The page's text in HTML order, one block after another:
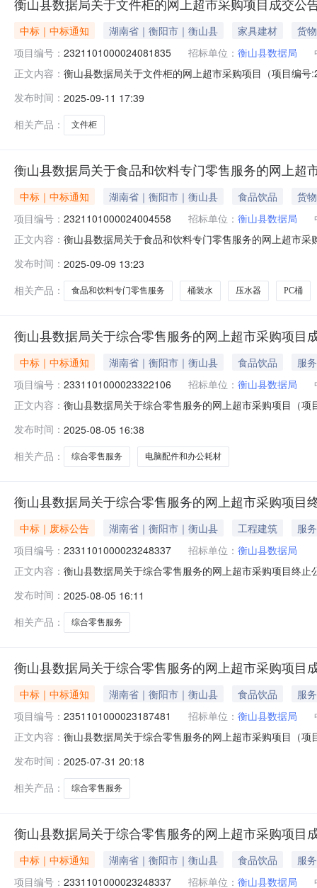
中标｜中标通知 湖南省｜衡阳市｜衡山县 家具建材
货物
项目编号： 2321101000024081835 招标单位： 衡山县数据局
正文内容： 衡山县数据局关于文件柜的网上超市采购项目（项目编
衡阳市衡山县报价起止时间:-二、采购单位信息采购单位
发布时间： 2025-09-11 17:39
相关产品：
文件柜
衡山县数据局关于食品和饮料专门零售服务的网上超
中标｜中标通知 湖南省｜衡阳市｜衡山县 食品饮品
货物
项目编号： 2321101000024004558 招标单位： 衡山县数据局
正文内容： 衡山县数据局关于食品和饮料专门零售服务的网上超市
码:430423项目所在行政区划名称:湖南省衡阳市衡山县
发布时间： 2025-09-09 13:23
相关产品：
食品和饮料专门零售服务 桶装水 压水器 PC桶
衡山县数据局关于综合零售服务的网上超市采购项目
中标｜中标通知 湖南省｜衡阳市｜衡山县 食品饮品
服务
项目编号： 2331101000023322106 招标单位： 衡山县数据局
正文内容： 衡山县数据局关于综合零售服务的网上超市采购项目（
划名称:湖南省衡阳市衡山县报价起止时间:-二、采购单
发布时间： 2025-08-05 16:38
相关产品：
综合零售服务 电脑配件和办公耗材
衡山县数据局关于综合零售服务的网上超市采购项目
中标｜废标公告 湖南省｜衡阳市｜衡山县 工程建筑
服务
项目编号： 2331101000023248337 招标单位： 衡山县数据局
正文内容： 衡山县数据局关于综合零售服务的网上超市采购项目终
九、联系方式1、采购人名称：衡山县数据局地址：工业
理部门名称：联系人：监督
发布时间： 2025-08-05 16:11
相关产品：
综合零售服务
衡山县数据局关于综合零售服务的网上超市采购项目
中标｜中标通知 湖南省｜衡阳市｜衡山县 食品饮品
服务
项目编号： 2351101000023187481 招标单位： 衡山县数据局
正文内容： 衡山县数据局关于综合零售服务的网上超市采购项目（
划名称:湖南省衡阳市衡山县报价起止时间:-二、采购单
发布时间： 2025-07-31 20:18
相关产品：
综合零售服务
衡山县数据局关于综合零售服务的网上超市采购项目
中标｜中标通知 湖南省｜衡阳市｜衡山县 食品饮品
服务
项目编号： 2331101000023248337 招标单位： 衡山县数据局